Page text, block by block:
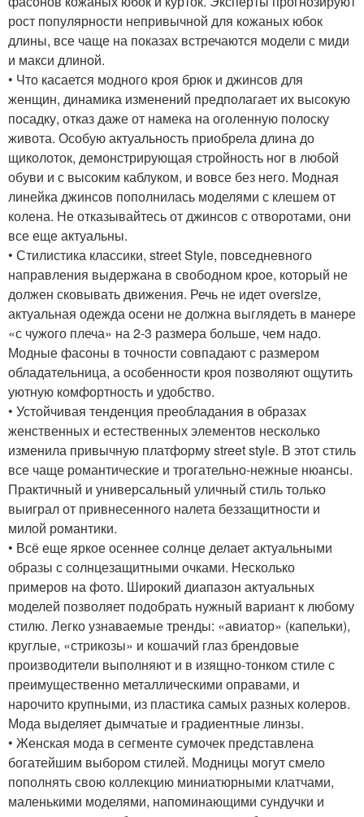
рост популярности непривычной для кожаных юбок
длины, все чаще на показах встречаются модели с миди
и макси длиной.
• Что касается модного кроя брюк и джинсов для
женщин, динамика изменений предполагает их высокую
посадку, отказ даже от намека на оголенную полоску
живота. Особую актуальность приобрела длина до
щиколоток, демонстрирующая стройность ног в любой
обуви и с высоким каблуком, и вовсе без него. Модная
линейка джинсов пополнилась моделями с клешем от
колена. Не отказывайтесь от джинсов с отворотами, они
все еще актуальны.
• Стилистика классики, street Style, повседневного
направления выдержана в свободном крое, который не
должен сковывать движения. Речь не идет oversize,
актуальная одежда осени не должна выглядеть в манере
«с чужого плеча» на 2-3 размера больше, чем надо.
Модные фасоны в точности совпадают с размером
обладательница, а особенности кроя позволяют ощутить
уютную комфортность и удобство.
• Устойчивая тенденция преобладания в образах
женственных и естественных элементов несколько
изменила привычную платформу street style. В этот стиль
все чаще романтические и трогательно-нежные нюансы.
Практичный и универсальный уличный стиль только
выиграл от привнесенного налета беззащитности и
милой романтики.
• Всё еще яркое осеннее солнце делает актуальными
образы с солнцезащитными очками. Несколько
примеров на фото. Широкий диапазон актуальных
моделей позволяет подобрать нужный вариант к любому
стилю. Легко узнаваемые тренды: «авиатор» (капельки),
круглые, «стрикозы» и кошачий глаз брендовые
производители выполняют и в изящно-тонком стиле с
преимущественно металлическими оправами, и
нарочито крупными, из пластика самых разных колеров.
Мода выделяет дымчатые и градиентные линзы.
• Женская мода в сегменте сумочек представлена
богатейшим выбором стилей. Модницы могут смело
пополнять свою коллекцию миниатюрными клатчами,
маленькими моделями, напоминающими сундучки и